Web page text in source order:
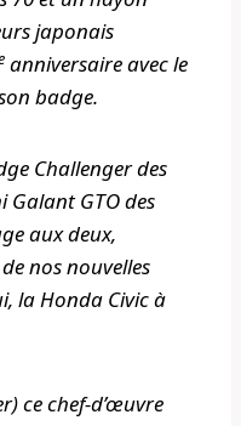
japonais
anniversaire avec le
badge.
Challenger des
Galant GTO des
aux deux,
nos nouvelles
la Honda Civic à
ce chef-d’œuvre